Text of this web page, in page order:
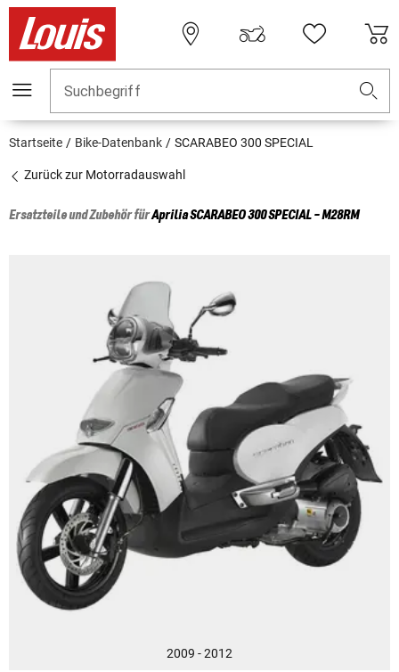
Suchbegriff
Startseite Bike-Datenbank SCARABEO 300 SPECIAL
Zurück zur Motorradauswahl
Ersatzteile und Zubehör fürApriliaSCARABEO 300 SPECIAL - M28RM
2009 - 2012